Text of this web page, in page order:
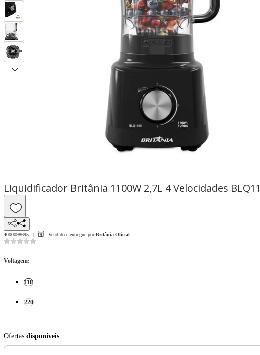
Liquidificador Britânia 1100W 2,7L 4 Velocidades
4000098695 Vendido e entregue por Britânia Oficial
Voltagem:
110
220
Ofertas disponíveis